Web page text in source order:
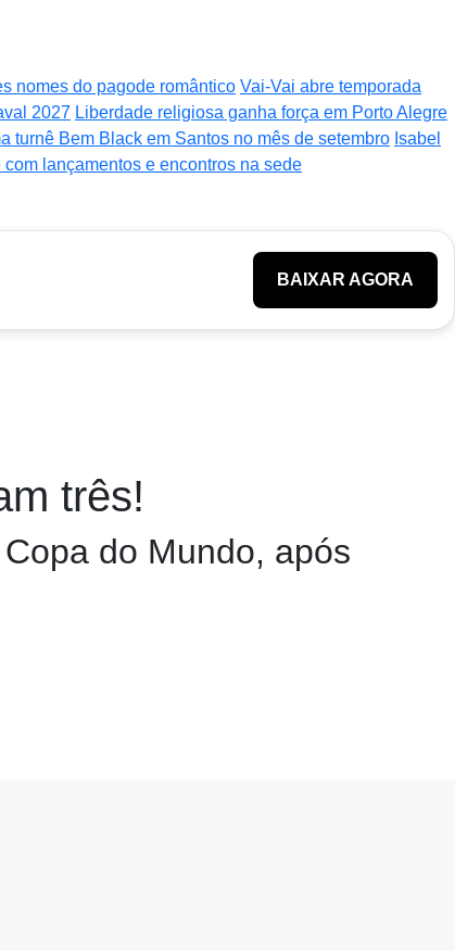
nomes do pagode romântico Vai-Vai abre temporada
2027 Liberdade religiosa ganha força em Porto Alegre
turnê Bem Black em Santos no mês de setembro Isabel
lançamentos e encontros na sede
BAIXAR AGORA
três!
do Mundo, após